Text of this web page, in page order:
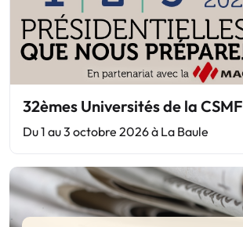
32èmes Universités de la CSMF
Du 1 au 3 octobre 2026 à La Baule